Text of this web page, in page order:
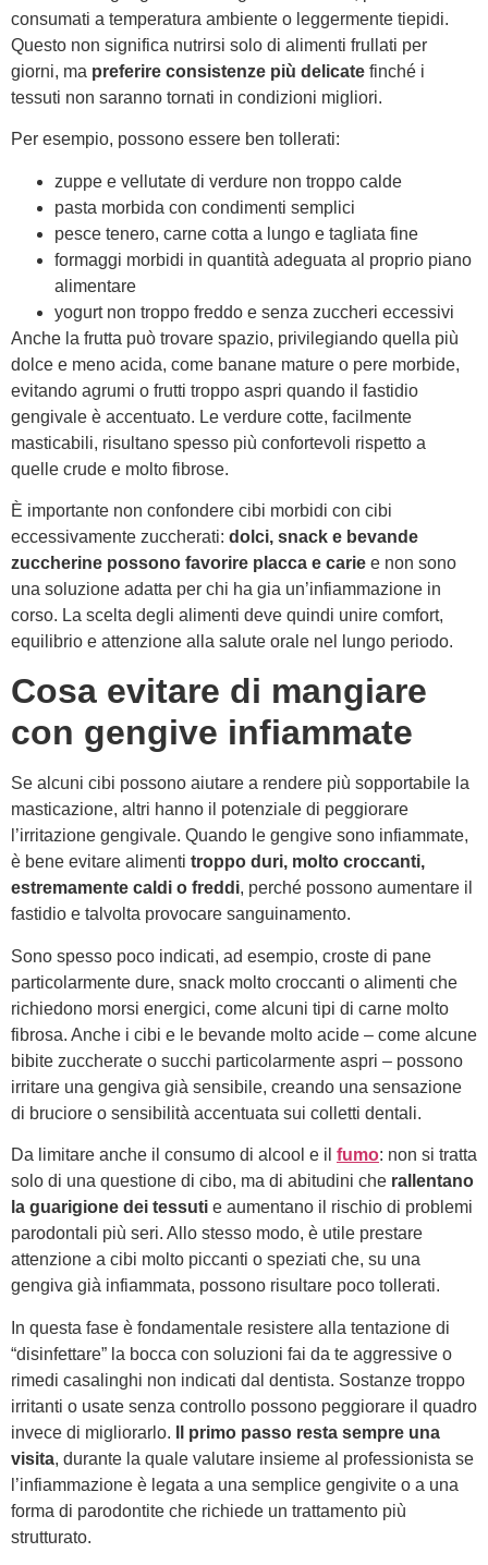
consumati a temperatura ambiente o leggermente tiepidi.
Questo non significa nutrirsi solo di alimenti frullati per
giorni, ma preferire consistenze più delicate finché i
tessuti non saranno tornati in condizioni migliori.
Per esempio, possono essere ben tollerati:
zuppe e vellutate di verdure non troppo calde
pasta morbida con condimenti semplici
pesce tenero, carne cotta a lungo e tagliata fine
formaggi morbidi in quantità adeguata al proprio piano
alimentare
yogurt non troppo freddo e senza zuccheri eccessivi
Anche la frutta può trovare spazio, privilegiando quella più
dolce e meno acida, come banane mature o pere morbide,
evitando agrumi o frutti troppo aspri quando il fastidio
gengivale è accentuato. Le verdure cotte, facilmente
masticabili, risultano spesso più confortevoli rispetto a
quelle crude e molto fibrose.
È importante non confondere cibi morbidi con cibi
eccessivamente zuccherati: dolci, snack e bevande
zuccherine possono favorire placca e carie e non sono
una soluzione adatta per chi ha gia un’infiammazione in
corso. La scelta degli alimenti deve quindi unire comfort,
equilibrio e attenzione alla salute orale nel lungo periodo.
Cosa evitare di mangiare
con gengive infiammate
Se alcuni cibi possono aiutare a rendere più sopportabile la
masticazione, altri hanno il potenziale di peggiorare
l’irritazione gengivale. Quando le gengive sono infiammate,
è bene evitare alimenti troppo duri, molto croccanti,
estremamente caldi o freddi, perché possono aumentare il
fastidio e talvolta provocare sanguinamento.
Sono spesso poco indicati, ad esempio, croste di pane
particolarmente dure, snack molto croccanti o alimenti che
richiedono morsi energici, come alcuni tipi di carne molto
fibrosa. Anche i cibi e le bevande molto acide – come alcune
bibite zuccherate o succhi particolarmente aspri – possono
irritare una gengiva già sensibile, creando una sensazione
di bruciore o sensibilità accentuata sui colletti dentali.
Da limitare anche il consumo di alcool e il fumo: non si tratta
solo di una questione di cibo, ma di abitudini che rallentano
la guarigione dei tessuti e aumentano il rischio di problemi
parodontali più seri. Allo stesso modo, è utile prestare
attenzione a cibi molto piccanti o speziati che, su una
gengiva già infiammata, possono risultare poco tollerati.
In questa fase è fondamentale resistere alla tentazione di
“disinfettare” la bocca con soluzioni fai da te aggressive o
rimedi casalinghi non indicati dal dentista. Sostanze troppo
irritanti o usate senza controllo possono peggiorare il quadro
invece di migliorarlo.
Il primo passo resta sempre una
visita, durante la quale valutare insieme al professionista se
l’infiammazione è legata a una semplice gengivite o a una
forma di parodontite che richiede un trattamento più
strutturato.